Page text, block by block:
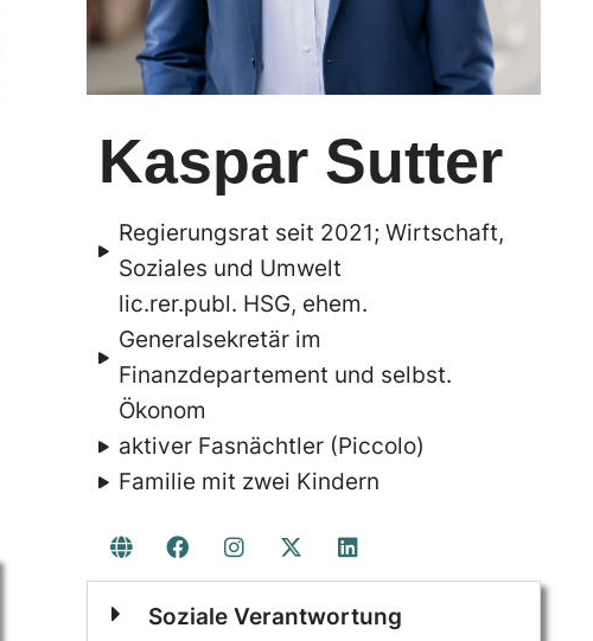
Kaspar Sutter​
Regierungsrat seit 2021; Wirtschaft,
Soziales und Umwelt
lic.rer.publ. HSG, ehem.
Generalsekretär im
Finanzdepartement und selbst.
Ökonom
aktiver Fasnächtler (Piccolo)
Familie mit zwei Kindern
Soziale Verantwortung